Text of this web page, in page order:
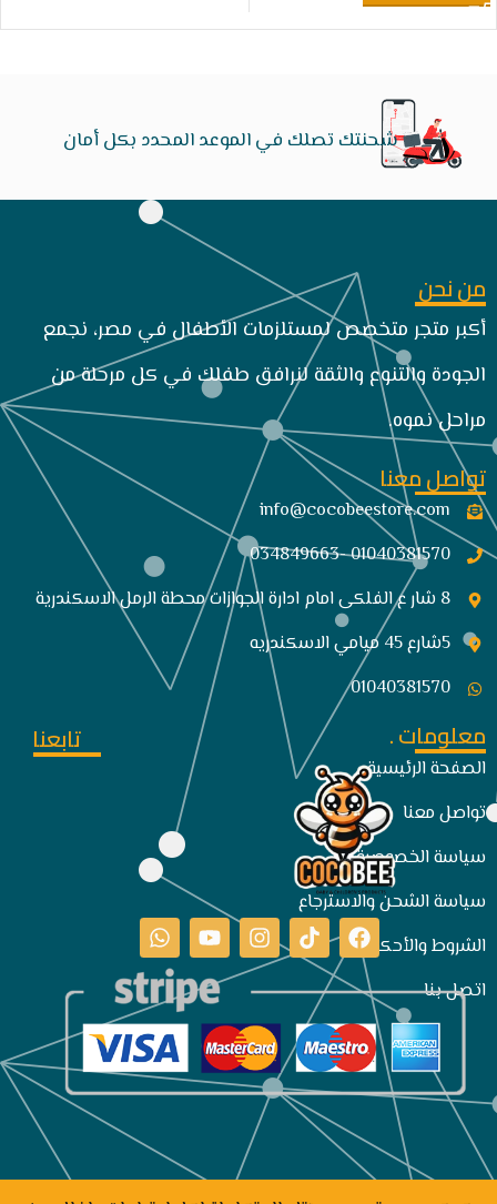
شحنتك تصلك في الموعد المحدد بكل أمان
من نحن
أكبر متجر متخصص لمستلزمات الأطفال في مصر، نجمع
الجودة والتنوع والثقة لنرافق طفلك في كل مرحلة من
مراحل نموه.
تواصل معنا
info@cocobeestore.com​
01040381570 -034849663
8 شار ع الفلكى امام ادارة الجوازات محطة الرمل الاسكندرية
5شارع 45 ميامي الاسكندريه
01040381570
معلومات .
الصفحة الرئيسية
تواصل معنا
سياسة الخصوصية
سياسة الشحن والاسترجاع
الشروط والأحكام
اتصل بنا
تابعنا